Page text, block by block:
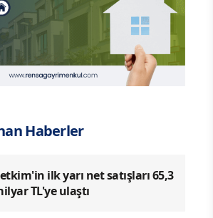
Haberler
ilk yarı net satışları 65,3
TL'ye ulaştı